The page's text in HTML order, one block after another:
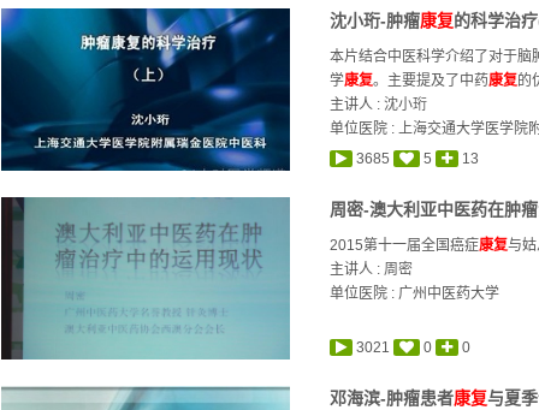
沈小珩-肿瘤康复的科学治
本片结合中医科学介绍了对于
学康复。主要提及了中药康复的
主讲人 :沈小珩
单位医院 : 上海交通大学医学院
3685
5 13
周密-澳大利亚中医药在肿
2015第十一届全国癌症康复与
主讲人 :周密
单位医院 : 广州中医药大学
3021 0 0
邓海滨-肿瘤患者康复与夏